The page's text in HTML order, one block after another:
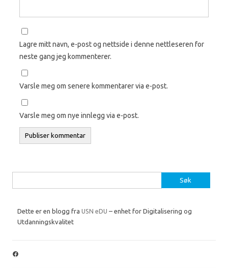
Lagre mitt navn, e-post og nettside i denne nettleseren for
neste gang jeg kommenterer.
Varsle meg om senere kommentarer via e-post.
Varsle meg om nye innlegg via e-post.
etter:
Dette er en blogg fra USN eDU – enhet for Digitalisering og
Utdanningskvalitet
Facebook